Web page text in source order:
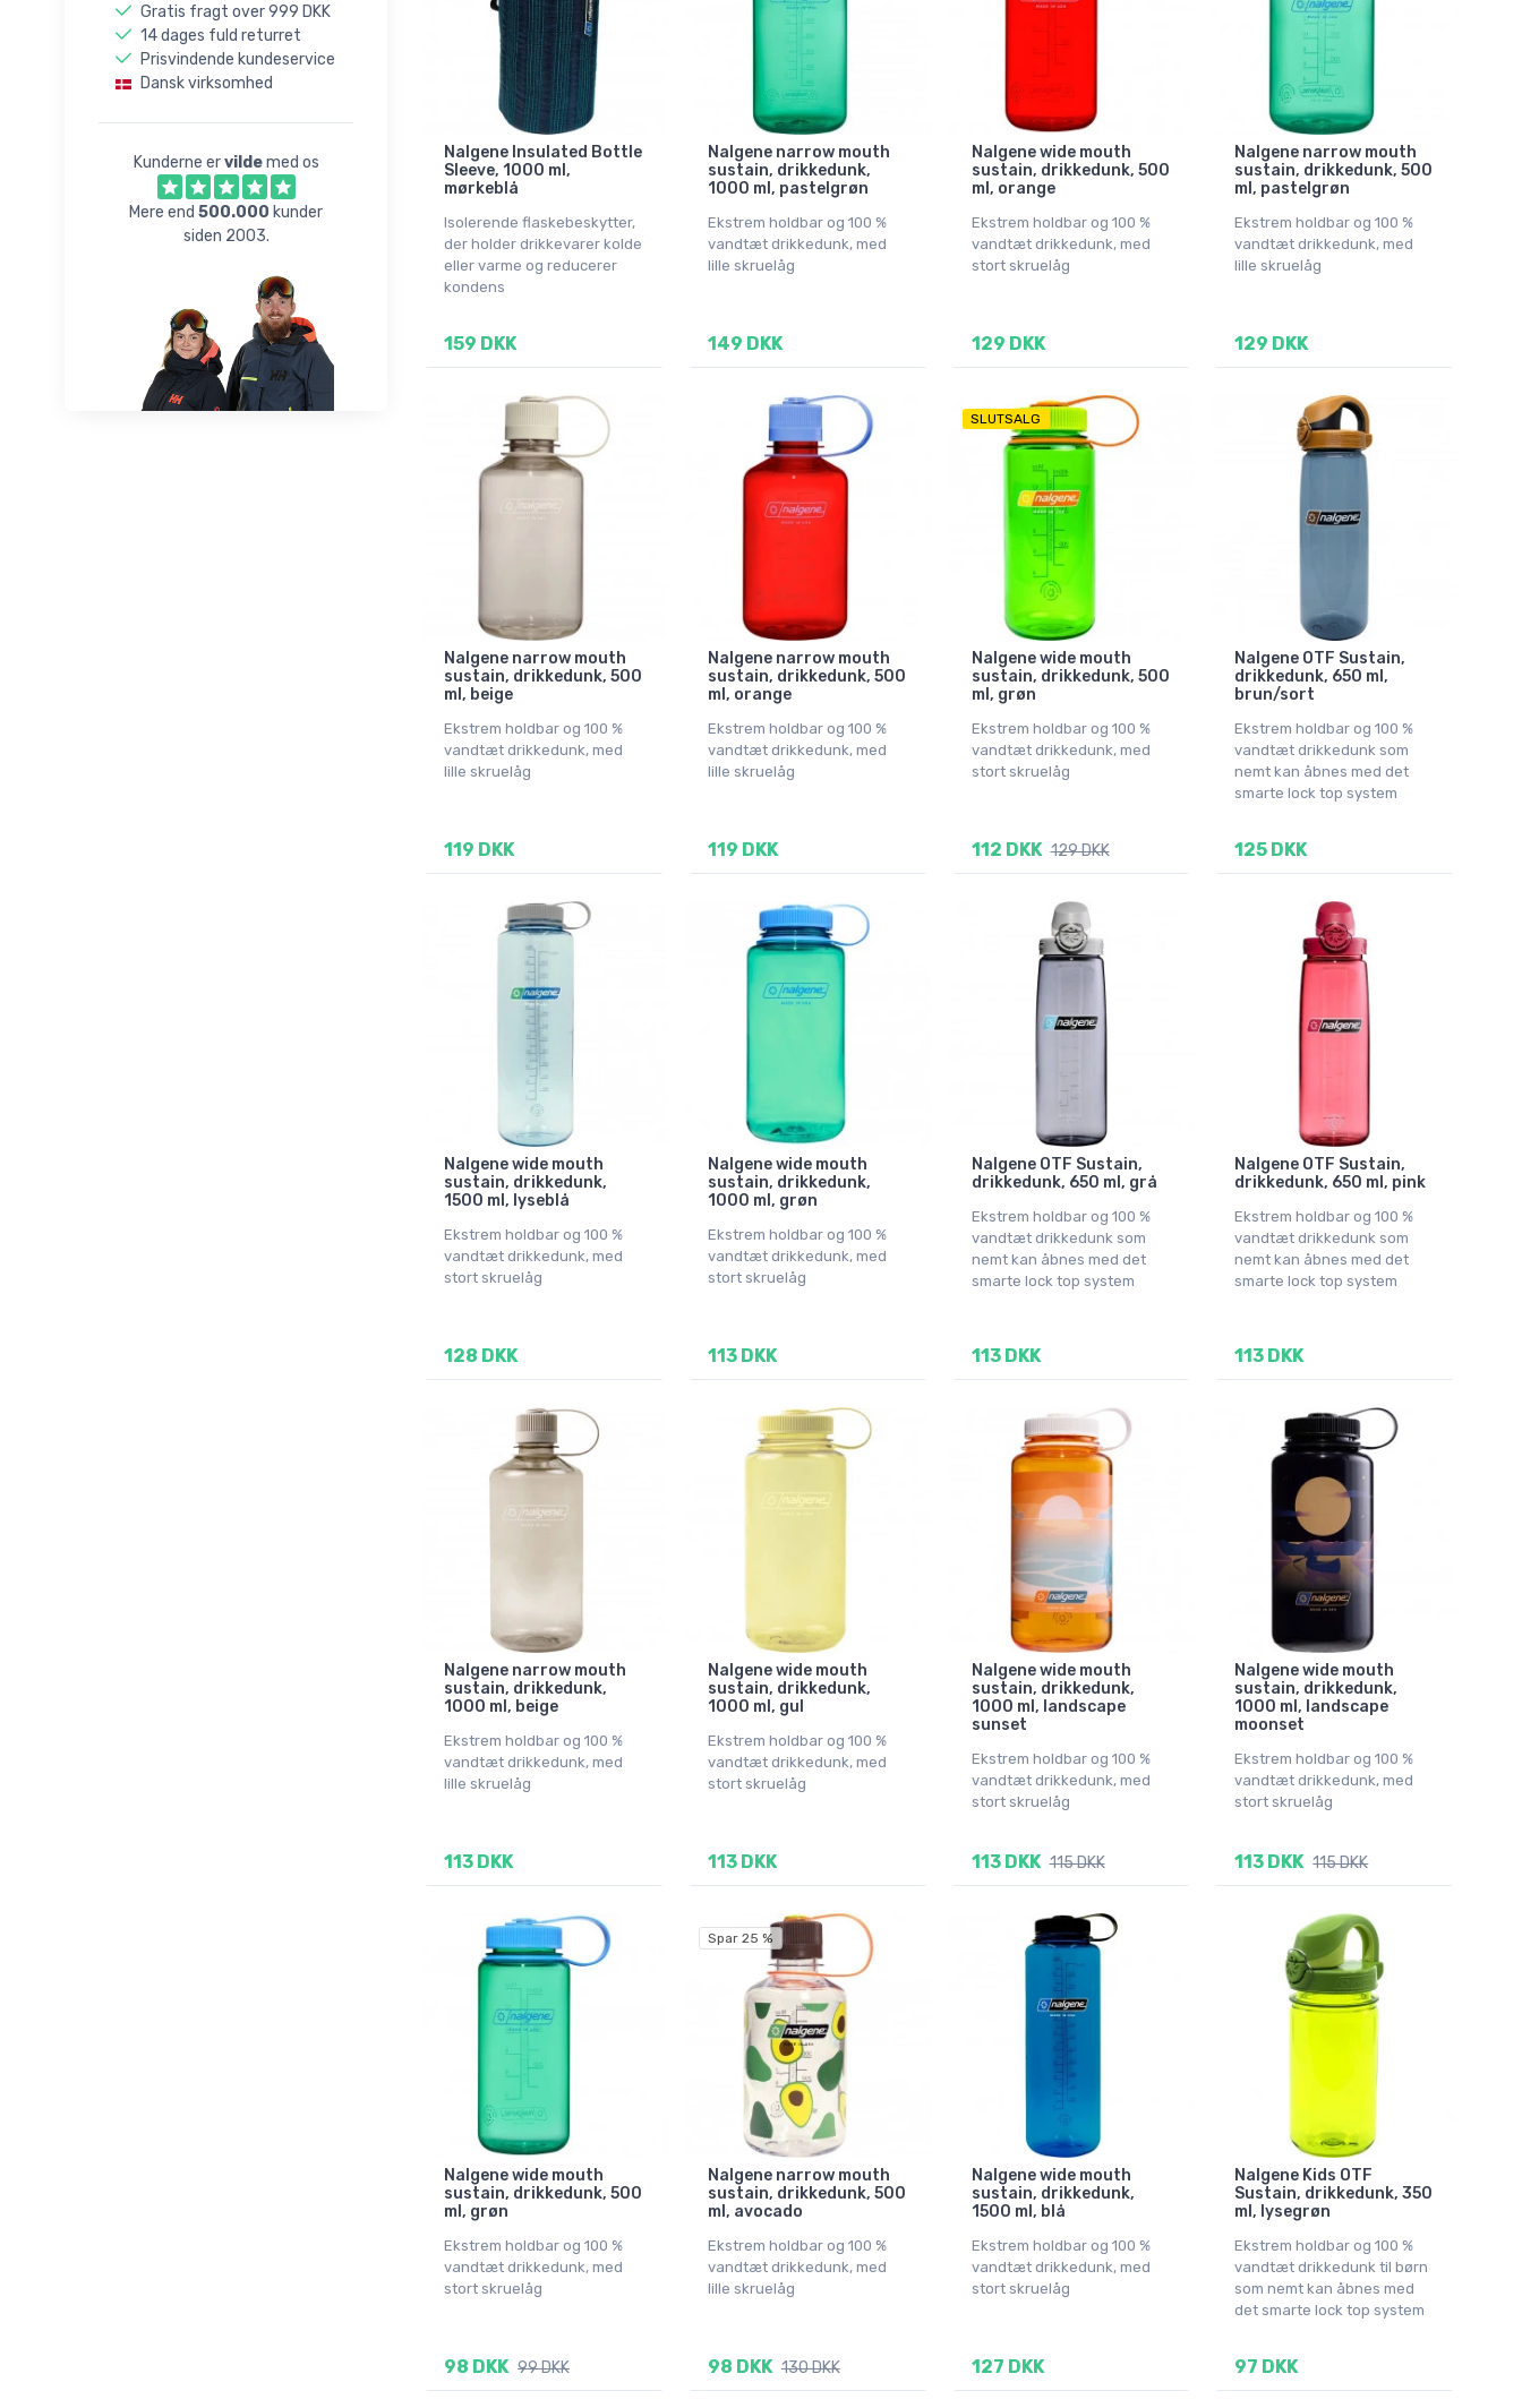
Gratis fragt over 999 DKK
14 dages fuld returret
Prisvindende kundeservice
Dansk virksomhed
Kunderne ervildemed os
Mere end 500.000 kunder
siden 2003.
Nalgene Insulated Bottle
Sleeve, 1000 ml,
mørkeblå
Isolerende flaskebeskytter,
der holder drikkevarer kolde
eller varme og reducerer
kondens
159 DKK
Nalgene narrow mouth
sustain, drikkedunk,
1000 ml, pastelgrøn
Ekstrem holdbar og 100 %
vandtæt drikkedunk, med
lille skruelåg
149 DKK
Nalgene wide mouth
sustain, drikkedunk, 500
ml, orange
Ekstrem holdbar og 100 %
vandtæt drikkedunk, med
stort skruelåg
129 DKK
Nalgene narrow mouth
sustain, drikkedunk, 500
ml, pastelgrøn
Ekstrem holdbar og 100 %
vandtæt drikkedunk, med
lille skruelåg
129 DKK
Nalgene narrow mouth
sustain, drikkedunk, 500
ml, beige
Ekstrem holdbar og 100 %
vandtæt drikkedunk, med
lille skruelåg
119 DKK
Nalgene narrow mouth
sustain, drikkedunk, 500
ml, orange
Ekstrem holdbar og 100 %
vandtæt drikkedunk, med
lille skruelåg
119 DKK
SLUTSALG
Nalgene wide mouth
sustain, drikkedunk, 500
ml, grøn
Ekstrem holdbar og 100 %
vandtæt drikkedunk, med
stort skruelåg
112 DKK 129 DKK
Nalgene OTF Sustain,
drikkedunk, 650 ml,
brun/sort
Ekstrem holdbar og 100 %
vandtæt drikkedunk som
nemt kan åbnes med det
smarte lock top system
125 DKK
Nalgene wide mouth
sustain, drikkedunk,
1500 ml, lyseblå
Ekstrem holdbar og 100 %
vandtæt drikkedunk, med
stort skruelåg
128 DKK
Nalgene wide mouth
sustain, drikkedunk,
1000 ml, grøn
Ekstrem holdbar og 100 %
vandtæt drikkedunk, med
stort skruelåg
113 DKK
Nalgene OTF Sustain,
drikkedunk, 650 ml, grå
Ekstrem holdbar og 100 %
vandtæt drikkedunk som
nemt kan åbnes med det
smarte lock top system
113 DKK
Nalgene OTF Sustain,
drikkedunk, 650 ml, pink
Ekstrem holdbar og 100 %
vandtæt drikkedunk som
nemt kan åbnes med det
smarte lock top system
113 DKK
Nalgene narrow mouth
sustain, drikkedunk,
1000 ml, beige
Ekstrem holdbar og 100 %
vandtæt drikkedunk, med
lille skruelåg
113 DKK
Nalgene wide mouth
sustain, drikkedunk,
1000 ml, gul
Ekstrem holdbar og 100 %
vandtæt drikkedunk, med
stort skruelåg
113 DKK
Nalgene wide mouth
sustain, drikkedunk,
1000 ml, landscape
sunset
Ekstrem holdbar og 100 %
vandtæt drikkedunk, med
stort skruelåg
113 DKK 115 DKK
Nalgene wide mouth
sustain, drikkedunk,
1000 ml, landscape
moonset
Ekstrem holdbar og 100 %
vandtæt drikkedunk, med
stort skruelåg
113 DKK 115 DKK
Nalgene wide mouth
sustain, drikkedunk, 500
ml, grøn
Ekstrem holdbar og 100 %
vandtæt drikkedunk, med
stort skruelåg
98 DKK 99 DKK
Spar 25 %
Nalgene narrow mouth
sustain, drikkedunk, 500
ml, avocado
Ekstrem holdbar og 100 %
vandtæt drikkedunk, med
lille skruelåg
98 DKK 130 DKK
Nalgene wide mouth
sustain, drikkedunk,
1500 ml, blå
Ekstrem holdbar og 100 %
vandtæt drikkedunk, med
stort skruelåg
127 DKK
Nalgene Kids OTF
Sustain, drikkedunk, 350
ml, lysegrøn
Ekstrem holdbar og 100 %
vandtæt drikkedunk til børn
som nemt kan åbnes med
det smarte lock top system
97 DKK